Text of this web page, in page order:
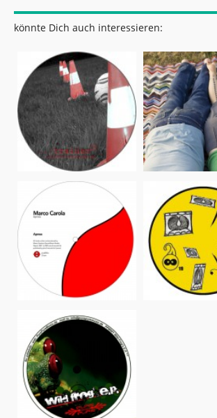
könnte Dich auch interessieren: